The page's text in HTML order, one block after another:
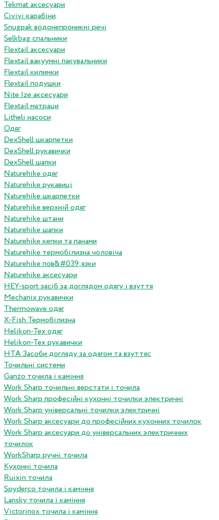
Tekmat аксесуари
Сivivi карабіни
Snugpak водонепроникні речі
Selkbag спальники
Flextail аксесуари
Flextail вакуумні пакувальники
Flextail килимки
Flextail подушки
Nite Ize аксесуари
Flextail матраци
Litheli насоси
Одяг
DexShell шкарпетки
DexShell рукавички
DexShell шапки
Naturehike одяг
Naturehike рукавиці
Naturehike шкарпетки
Naturehike верхній одяг
Naturehike штани
Naturehike шапки
Naturehike кепки та панами
Naturehike термобілизна чоловіча
Naturehike пов&#039;язки
Naturehike аксесуари
HEY-sport засіб за доглядом одягу і взуття
Mechanix рукавички
Thermowave одяг
X-Fish Термобілизна
Helikon-Tex одяг
Helikon-Tex рукавички
HTA Засоби догляду за одягом та взуттяс
Точильні системи
Ganzo точила і каміння
Work Sharp точильні верстати і точила
Work Sharp професiйнi кухоннi точилки электричнi
Work Sharp унiверсальнi точилки электричнi
Work Sharp аксесуари до професiйних кухонних точилок
Work Sharp аксесуари до унiверсальних электричних
точилок
WorkSharp ручні точила
Кухонні точила
Ruixin точила
Spyderco точила і каміння
Lansky точила і каміння
Victorinox точила і каміння